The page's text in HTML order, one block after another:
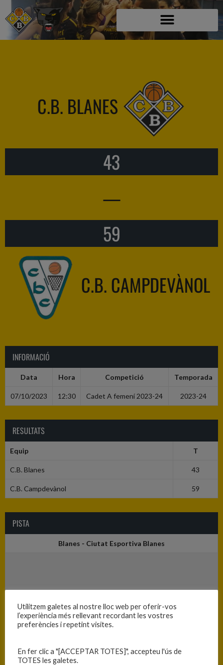
C.B. BLANES
43
—
59
C.B. CAMPDEVÀNOL
INFORMACIÓ
Data Hora Competició Temporada
07/10/2023 12:30 Cadet A femení 2023-24 2023-24
RESULTATS
Equip T
C.B. Blanes 43
C.B. Campdevànol 59
PISTA
Blanes - Ciutat Esportiva Blanes
Utilitzem galetes al nostre lloc web per oferir-vos
l’experiència més rellevant recordant les vostres
preferències i repetint visites.
En fer clic a "[ACCEPTAR TOTES]", accepteu l'ús de
TOTES les galetes.